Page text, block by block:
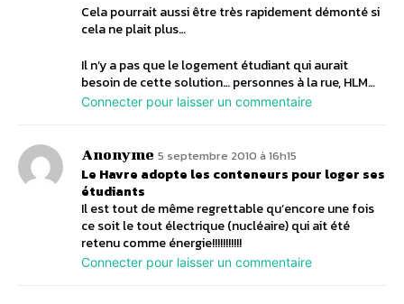
Cela pourrait aussi être très rapidement démonté si
cela ne plait plus…
Il n’y a pas que le logement étudiant qui aurait
besoin de cette solution… personnes à la rue, HLM…
Connecter pour laisser un commentaire
Anonyme 5 septembre 2010 à 16h15
Le Havre adopte les conteneurs pour loger ses
étudiants
Il est tout de même regrettable qu’encore une fois
ce soit le tout électrique (nucléaire) qui ait été
retenu comme énergie!!!!!!!!!!!
Connecter pour laisser un commentaire